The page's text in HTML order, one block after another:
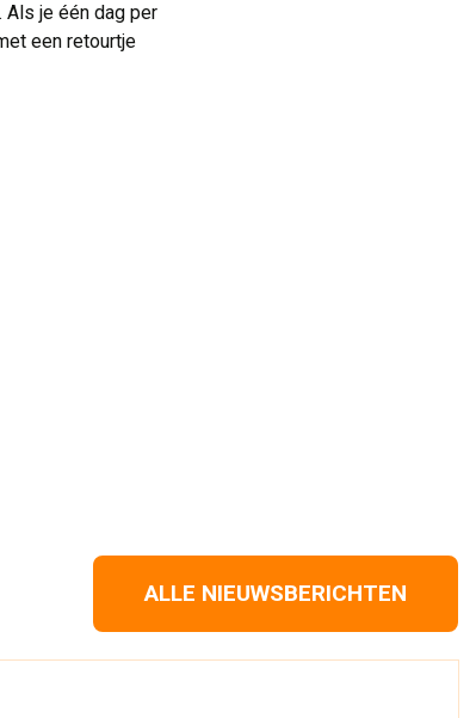
je één dag per
een retourtje
ALLE NIEUWSBERICHTEN